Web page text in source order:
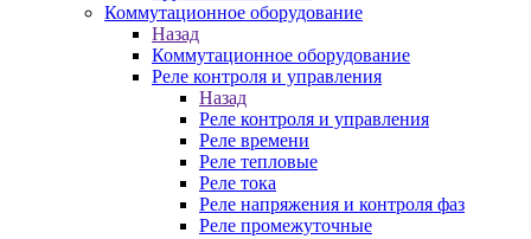
Коммутационное оборудование
Назад
Коммутационное оборудование
Реле контроля и управления
Назад
Реле контроля и управления
Реле времени
Реле тепловые
Реле тока
Реле напряжения и контроля фаз
Реле промежуточные